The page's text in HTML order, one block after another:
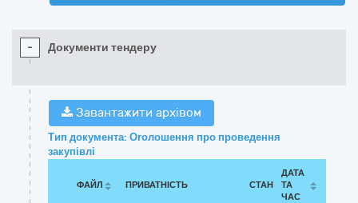
- Документи тендеру
Завантажити архівом
Тип документа: Оголошення про проведення
закупівлі
ФАЙЛ ПРИВАТНІСТЬ СТАН
ДАТА
ТА
ЧАС